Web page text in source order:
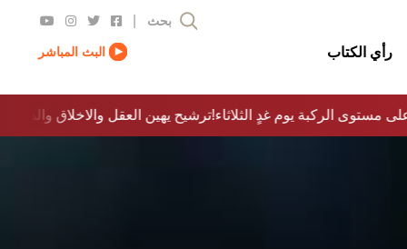
رأي الكتاب
بحث
البث المباشر
مستوى الركبة يوم غدٍ الثلاثاء